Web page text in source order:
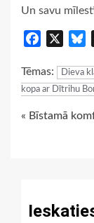
Un savu
Facebook
Tēmas: Dieva
kopa ar Dītrihu
« Bīstamā